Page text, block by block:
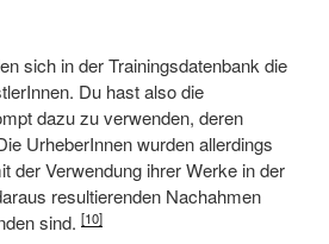
sich in der Trainingsdatenbank die
Du hast also die
dazu zu verwenden, deren
UrheberInnen wurden allerdings
der Verwendung ihrer Werke in der
resultierenden Nachahmen
sind. [10]